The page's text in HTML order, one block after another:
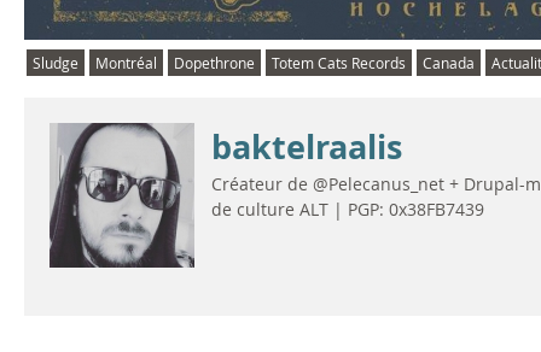
Sludge Montréal Dopethrone Totem Cats Records Canada
baktelraalis
Créateur de @Pelecanus_net + Drupal-
de culture ALT | PGP: 0x38FB7439